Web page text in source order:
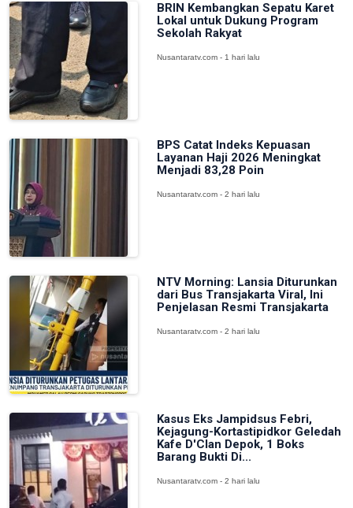
BRIN Kembangkan Sepatu Karet
Lokal untuk Dukung Program
Sekolah Rakyat
Nusantaratv.com - 1 hari lalu
BPS Catat Indeks Kepuasan
Layanan Haji 2026 Meningkat
Menjadi 83,28 Poin
Nusantaratv.com - 2 hari lalu
NTV Morning: Lansia Diturunkan
dari Bus Transjakarta Viral, Ini
Penjelasan Resmi Transjakarta
Nusantaratv.com - 2 hari lalu
Kasus Eks Jampidsus Febri,
Kejagung-Kortastipidkor Geledah
Kafe D'Clan Depok, 1 Boks
Barang Bukti Di...
Nusantaratv.com - 2 hari lalu